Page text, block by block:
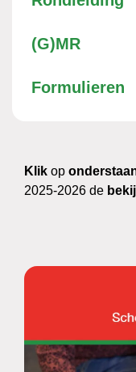
(G)MR
Formulieren
Klik op
2025-2026 de